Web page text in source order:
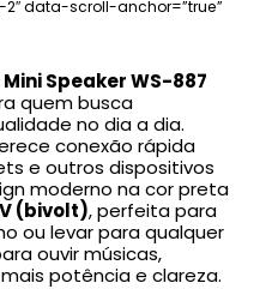
data-scroll-anchor=”true”
Speaker WS-887
quem busca
no dia a dia.
conexão rápida
e outros dispositivos
moderno na cor preta
(bivolt), perfeita para
ou levar para qualquer
ouvir músicas,
potência e clareza.